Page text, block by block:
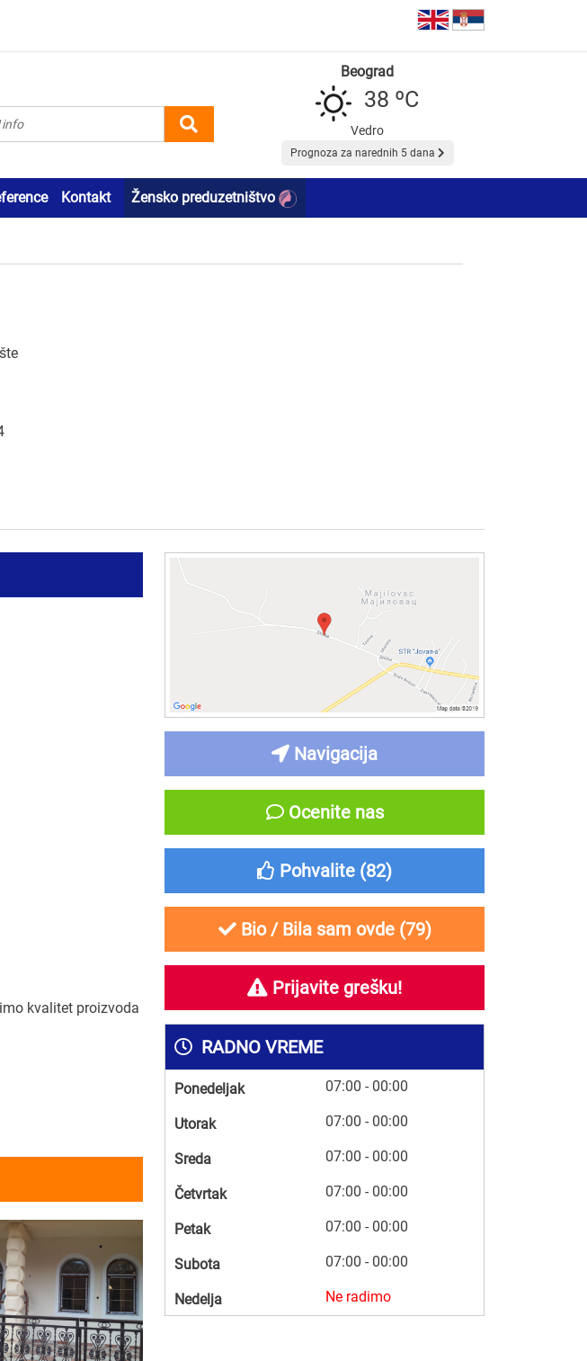
Beograd
38 ºC
Vedro
Prognoza za narednih 5 dana
Kontakt Žensko preduzetništvo
kvalitet proizvoda
Navigacija
Ocenite nas
Pohvalite (82)
Bio / Bila sam ovde (79)
Prijavite grešku!
RADNO VREME
Ponedeljak 07:00 - 00:00
Utorak 07:00 - 00:00
Sreda 07:00 - 00:00
Četvrtak 07:00 - 00:00
Petak 07:00 - 00:00
Subota 07:00 - 00:00
Nedelja Ne radimo